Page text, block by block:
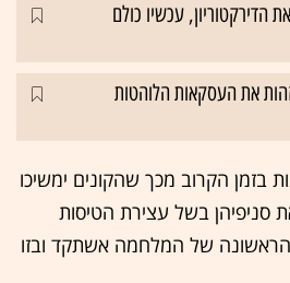
הדירקטוריון, עכשיו כולם
את העסקאות הלוהטות
בזמן הקרוב מכך שהקונים ימשיכו
סניפיהן בשל עצירת הטיסות
של המלחמה אשתקד ובזו